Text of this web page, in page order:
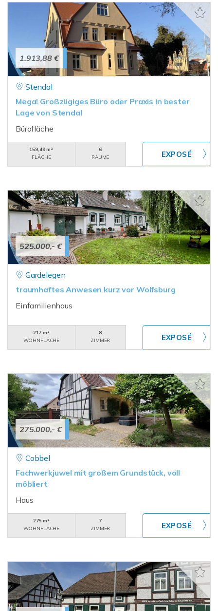
1.913,88 €
Stendal
Mega! Großzügiges Büro oder Praxis in bester
Lage von Stendal
Bürofläche
159,49 m²
FLÄCHE
6
RÄUME
525.000,- €
Gardelegen
traumhaftes Anwesen kurz vor Wolfsburg
Einfamilienhaus
217 m²
WOHNFLÄCHE
8
ZIMMER
275.000,- €
Cobbel
Fachwerkjuwel mit großem Grundstück, voll
möbliert
Haus
275 m²
WOHNFLÄCHE
7
ZIMMER